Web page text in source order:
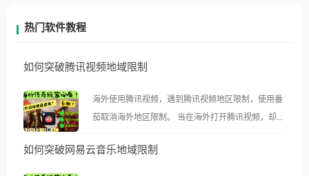
热门软件教程
如何突破腾讯视频地域限制
海外使用腾讯视频，遇到腾讯视频地区限制，使用番
茄取消海外地区限制。 当在海外打开腾讯视频，却突
示语。 海外用户如香港、澳门、台湾、美国、加拿
如何突破网易云音乐地域限制